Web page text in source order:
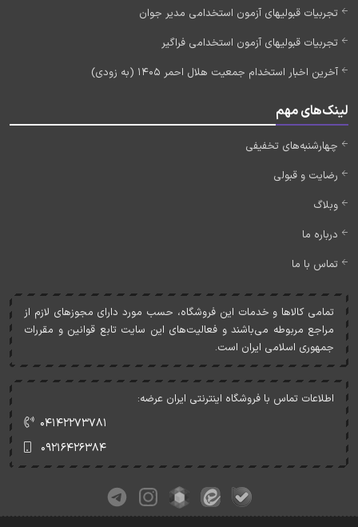
تجربیات قبولیهای آزمون استخدامی مدیر جوان
تجربیات قبولیهای آزمون استخدامی فراگیر
آخرین اخبار استخدام جمعیت هلال احمر 1405 (به زودی)
لینک‌های مهم
چهارشنبه‌های تخفیفی
رضایت و قبولی
وبلاگ
درباره ما
تماس با ما
تمامی کالاها و خدمات اين فروشگاه، حسب مورد دارای مجوزهای لازم از
مراجع مربوطه می‌باشند و فعاليت‌های اين سايت تابع قوانين و مقررات
جمهوری اسلامی ايران است.
اطلاعات تماس با فروشگاه اینترنتی ایران عرضه:
۰۴۱۴۲۲۷۳۷۸۱
۰۹۲۱۶۴۲۶۳۸۴